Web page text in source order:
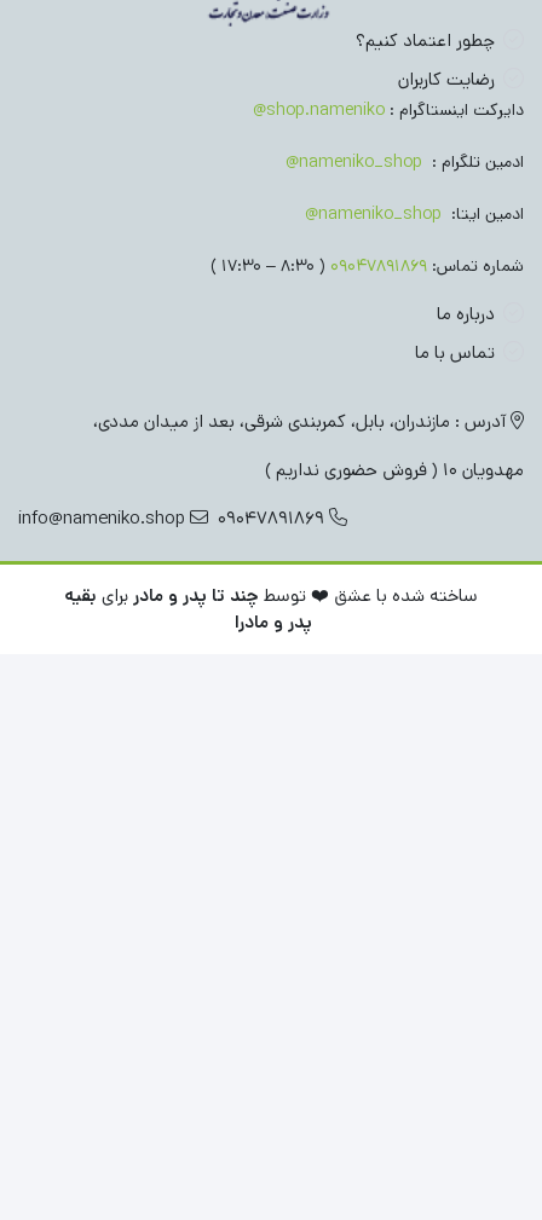
چطور اعتماد کنیم؟
رضایت کاربران
دایرکت اینستاگرام : shop.nameniko@
ادمین تلگرام : nameniko_shop@
ادمین ایتا: nameniko_shop@
شماره تماس: 09047891869
( 8:30 – 17:30 )
درباره ما
تماس با ما
آدرس : مازندران، بابل، کمربندی شرقی، بعد از میدان مددی،
مهدویان 10 ( فروش حضوری نداریم )
09047891869
info@nameniko.shop
ساخته شده با عشق ❤️ توسط چند تا پدر و مادر برای بقیه
پدر و مادرا